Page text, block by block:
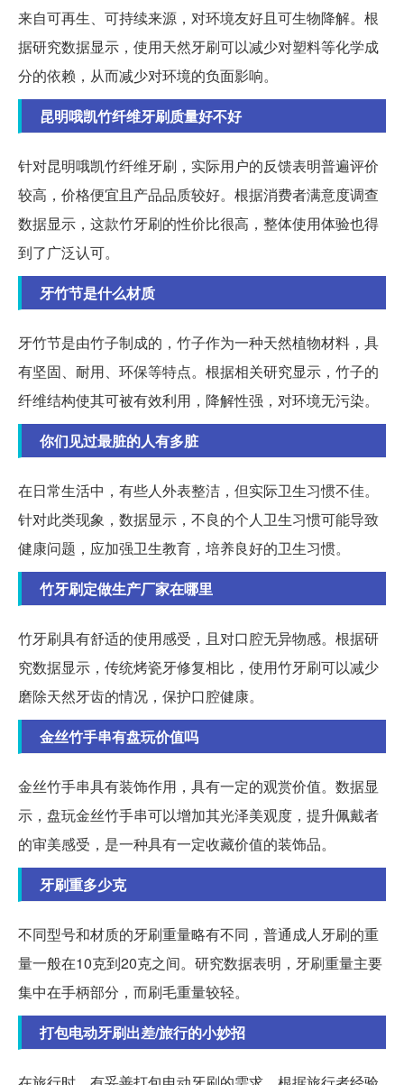
来自可再生、可持续来源，对环境友好且可生物降解。根
据研究数据显示，使用天然牙刷可以减少对塑料等化学成
分的依赖，从而减少对环境的负面影响。
昆明哦凯竹纤维牙刷质量好不好
针对昆明哦凯竹纤维牙刷，实际用户的反馈表明普遍评价
较高，价格便宜且产品品质较好。根据消费者满意度调查
数据显示，这款竹牙刷的性价比很高，整体使用体验也得
到了广泛认可。
牙竹节是什么材质
牙竹节是由竹子制成的，竹子作为一种天然植物材料，具
有坚固、耐用、环保等特点。根据相关研究显示，竹子的
纤维结构使其可被有效利用，降解性强，对环境无污染。
你们见过最脏的人有多脏
在日常生活中，有些人外表整洁，但实际卫生习惯不佳。
针对此类现象，数据显示，不良的个人卫生习惯可能导致
健康问题，应加强卫生教育，培养良好的卫生习惯。
竹牙刷定做生产厂家在哪里
竹牙刷具有舒适的使用感受，且对口腔无异物感。根据研
究数据显示，传统烤瓷牙修复相比，使用竹牙刷可以减少
磨除天然牙齿的情况，保护口腔健康。
金丝竹手串有盘玩价值吗
金丝竹手串具有装饰作用，具有一定的观赏价值。数据显
示，盘玩金丝竹手串可以增加其光泽美观度，提升佩戴者
的审美感受，是一种具有一定收藏价值的装饰品。
牙刷重多少克
不同型号和材质的牙刷重量略有不同，普通成人牙刷的重
量一般在10克到20克之间。研究数据表明，牙刷重量主要
集中在手柄部分，而刷毛重量较轻。
打包电动牙刷出差/旅行的小妙招